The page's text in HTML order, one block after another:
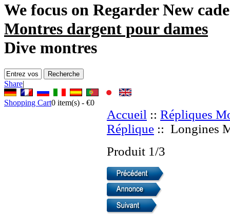
We focus on Regarder New
Montres dargent pour dames
Dive montres
Share|
Shopping Cart0 item(s) - €0
Accueil :: Répliques
Réplique :: Longines
Produit 1/3